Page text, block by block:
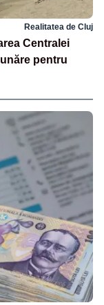
Realitatea de Cluj
Centralei
pentru